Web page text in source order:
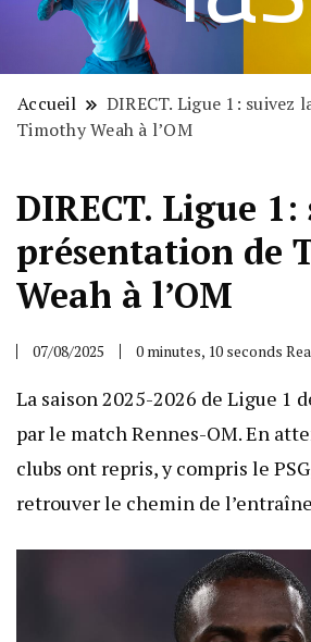
Accueil
DIRECT. Ligue 1: suivez
Timothy Weah à l’OM
DIRECT. Ligue
présentation de
Weah à l’OM
07/08/2025 0 minutes, 10 seconds
La saison 2025-2026 de Ligue 1
par le match Rennes-OM. En
clubs ont repris, y compris le
retrouver le chemin de